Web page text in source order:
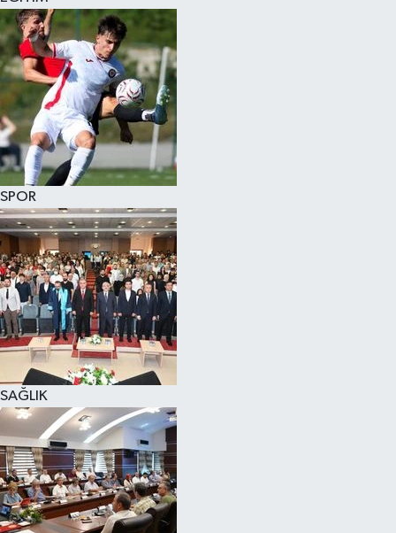
SPOR
SAĞLIK
YAŞAM